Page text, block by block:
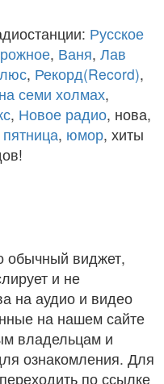
Русское
, Ваня, Лав
, Рекорд(Record),
семи холмах,
, Новое радио, нова,
, юмор, хиты
обычный виджет,
и не
на аудио и видео
на нашем сайте
владельцам и
ознакомления. Для
по ссылке